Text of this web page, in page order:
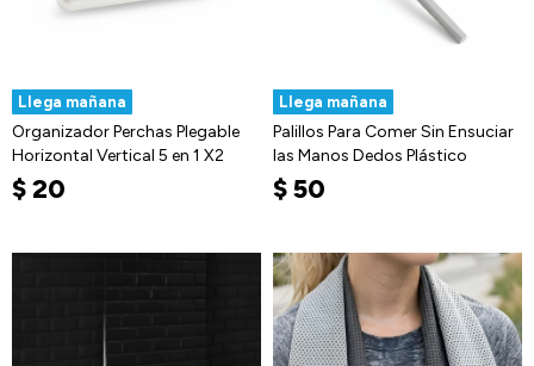
Llega mañana
Organizador Perchas Plegable
Horizontal Vertical 5 en 1 X2
$20
Llega mañana
Palillos Para Comer Sin Ensuciar
las Manos Dedos Plástico
$50